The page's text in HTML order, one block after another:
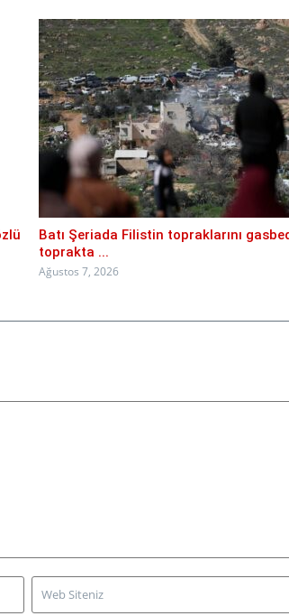
Batı Şeriada Filistin topraklarını
toprakta ...
Ağustos 7, 2026